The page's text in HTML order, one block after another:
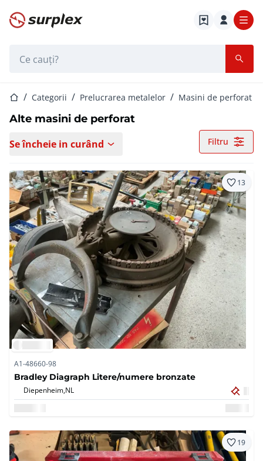
Pagina de start
Pagina de start
Categorii Prelucrarea metalelor Masini de perforat
Alte masini de perforat
Se încheie in curând Filtru
13
A1-48660-98
Bradley Diagraph Litere/numere bronzate
Diepenheim,NL
19